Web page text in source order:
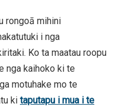
rongoā mihini
i nga
Ko ta maatau roopu
nga kaihoko ki te
motuhake mo te
ki taputapu i mua i te